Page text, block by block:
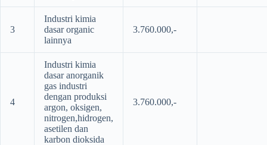
3
Industri kimia
dasar organic
lainnya
3.760.000,-
4
Industri kimia
dasar anorganik
gas industri
dengan produksi
argon, oksigen,
nitrogen,hidrogen,
asetilen dan
karbon dioksida
3.760.000,-